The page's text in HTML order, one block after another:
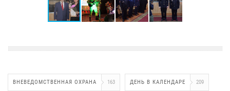
ВНЕВЕДОМСТВЕННАЯ ОХРАНА 163 ДЕНЬ В КАЛЕНДАРЕ 209